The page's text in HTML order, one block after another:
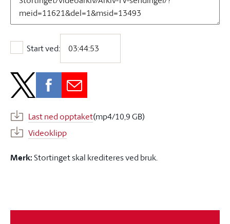
Start ved:
Start ved:
Last ned opptaket(mp4/10,9 GB)
Videoklipp
Merk:Stortinget skal krediteres ved bruk.